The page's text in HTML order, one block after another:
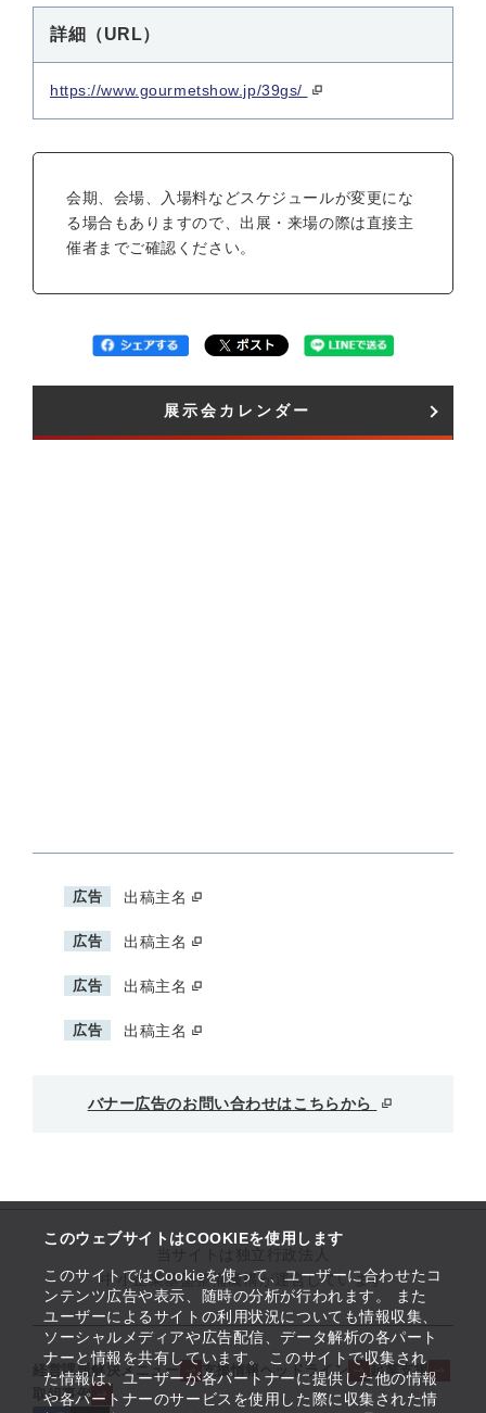
このウェブサイトはCOOKIEを使用します
このサイトではCookieを使って、ユーザーに合わせたコ
ンテンツ広告や表示、随時の分析が行われます。 また
ユーザーによるサイトの利用状況についても情報収集、
ソーシャルメディアや広告配信、データ解析の各パート
ナーと情報を共有しています。 このサイトで収集され
た情報は、ユーザーが各パートナーに提供した他の情報
や各パートナーのサービスを使用した際に収集された情
詳細（URL）
https://www.gourmetshow.jp/39gs/
会期、会場、入場料などスケジュールが変更にな
る場合もありますので、出展・来場の際は直接主
催者までご確認ください。
展示会カレンダー​
広告 出稿主名
広告 出稿主名
広告 出稿主名
広告 出稿主名
バナー広告のお問い合わせはこちらから
中小企業基盤整備機構が運営しています
経営課題解決メニュー 支援情報ヘッドライン
起業支援
取組事例